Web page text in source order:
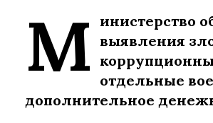
М инистерство
выявления
отдельные
дополнительное